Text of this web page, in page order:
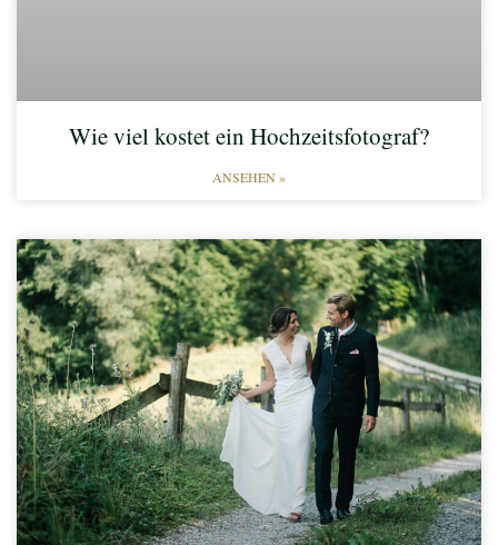
Wie viel kostet ein Hochzeitsfotograf?
ANSEHEN »